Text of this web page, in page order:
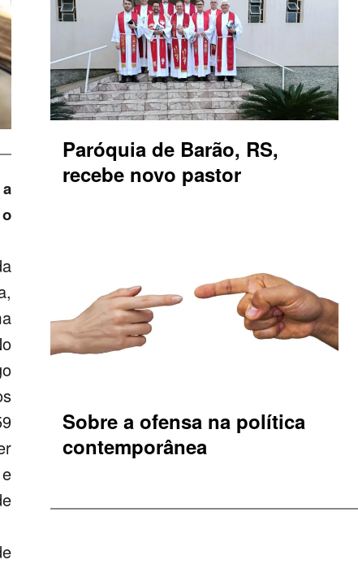
Paróquia de Barão, RS,
recebe novo pastor
Sobre a ofensa na política
contemporânea